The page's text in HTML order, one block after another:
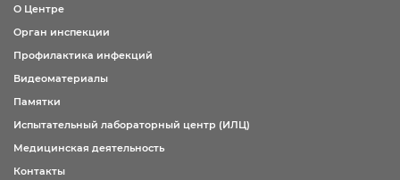
О Центре
Орган инспекции
Профилактика инфекций
Видеоматериалы
Памятки
Испытательный лабораторный центр (ИЛЦ)
Медицинская деятельность
Контакты